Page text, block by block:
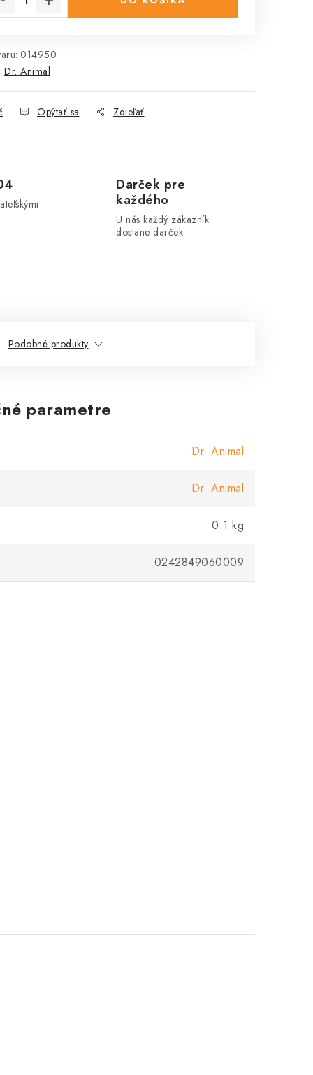
014950
Dr. Animal
Opýtať sa Zdieľať
Darček pre
každého
U nás každý zákazník
dostane darček
Podobné produkty
parametre
Dr. Animal
Dr. Animal
0.1 kg
0242849060009